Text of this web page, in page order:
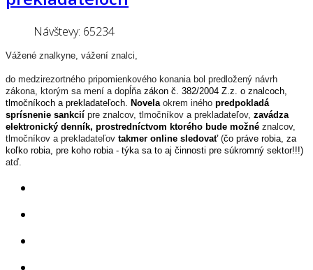
Návštevy: 65234
Vážené znalkyne, vážení znalci,
do medzirezortného pripomienkového konania bol predložený návrh
zákona, ktorým sa mení a dopĺňa zákon č. 382/2004 Z.z. o znalcoch,
tlmočníkoch a prekladateľoch
Novela okrem iného predpokladá
sprísnenie sankcií pre znalcov, tlmočníkov a prekladateľov, zavádza
elektronický denník, prostredníctvom ktorého bude možné znalcov,
tlmočníkov a prekladateľov takmer online sledovať (čo práve robia, za
koľko robia, pre koho robia - týka sa to aj činnosti pre súkromný sektor!!!)
atď.